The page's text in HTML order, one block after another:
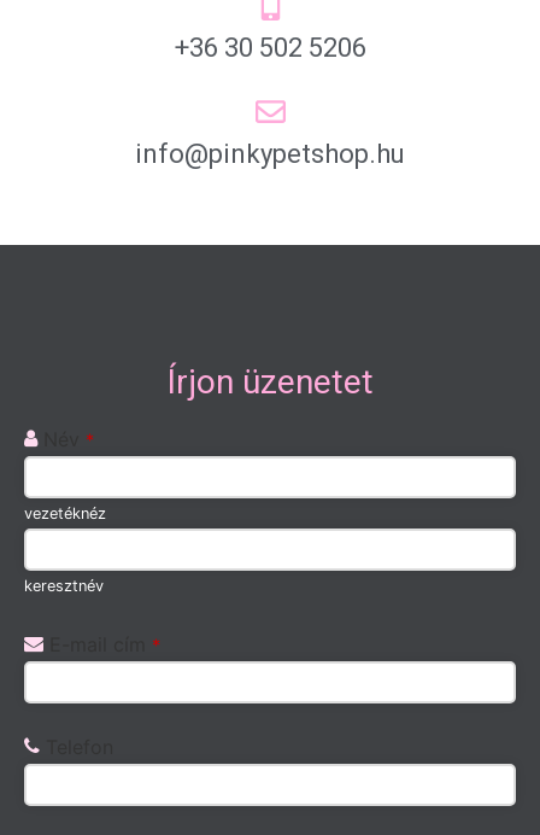
+36 30 502 5206
info@pinkypetshop.hu
Írjon üzenetet
*
vezetéknéz
keresztnév
*